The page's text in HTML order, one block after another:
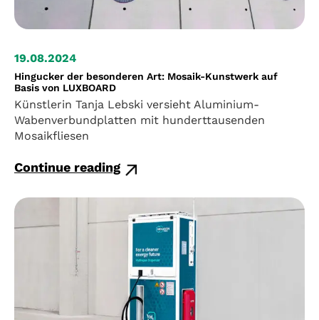
19.08.2024
Hingucker der besonderen Art: Mosaik-Kunstwerk auf
Basis von LUXBOARD
Künstlerin Tanja Lebski versieht Aluminium-
Wabenverbundplatten mit hunderttausenden
Mosaikfliesen
Continue reading